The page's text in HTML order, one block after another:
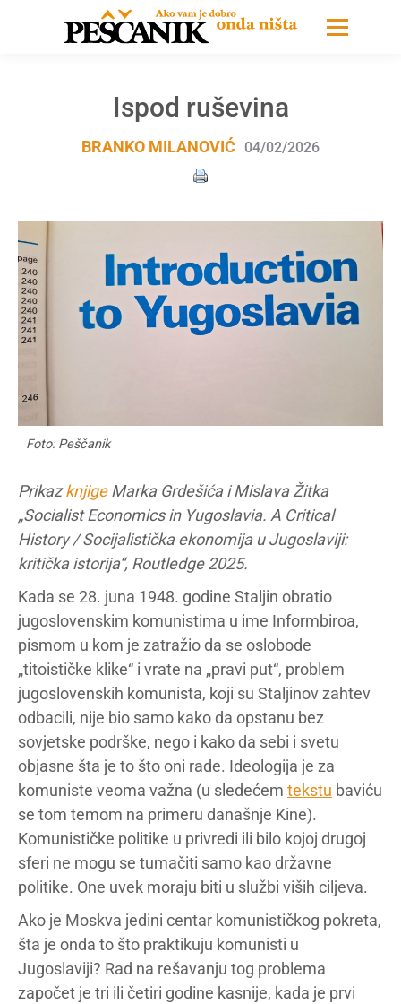
Ispod ruševina
BRANKO MILANOVIĆ 04/02/2026
Foto: Peščanik
PrikazknjigeMarka Grdešića i Mislava Žitka
„Socialist Economics in Yugoslavia. A Critical
History / Socijalistička ekonomija u Jugoslaviji:
kritička istorija“, Routledge 2025.
Kada se 28. juna 1948. godine Staljin obratio
jugoslovenskim komunistima u ime Informbiroa,
pismom u kom je zatražio da se oslobode
„titoističke klike“ i vrate na „pravi put“, problem
jugoslovenskih komunista, koji su Staljinov zahtev
odbacili, nije bio samo kako da opstanu bez
sovjetske podrške, nego i kako da sebi i svetu
objasne šta je to što oni rade. Ideologija je za
komuniste veoma važna (u sledećem tekstu baviću
se tom temom na primeru današnje Kine).
Komunističke politike u privredi ili bilo kojoj drugoj
sferi ne mogu se tumačiti samo kao državne
politike. One uvek moraju biti u službi viših ciljeva.
Ako je Moskva jedini centar komunističkog pokreta,
šta je onda to što praktikuju komunisti u
Jugoslaviji? Rad na rešavanju tog problema
započet je tri ili četiri godine kasnije, kada je prvi